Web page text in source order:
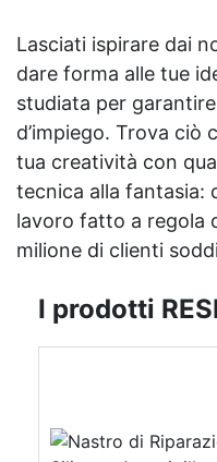
Lasciati ispirare dai
dare forma alle tue
studiata per
d’impiego. Trova ciò
tua creatività con
tecnica alla fantasia:
lavoro fatto a regola
milione di clienti
I prodotti